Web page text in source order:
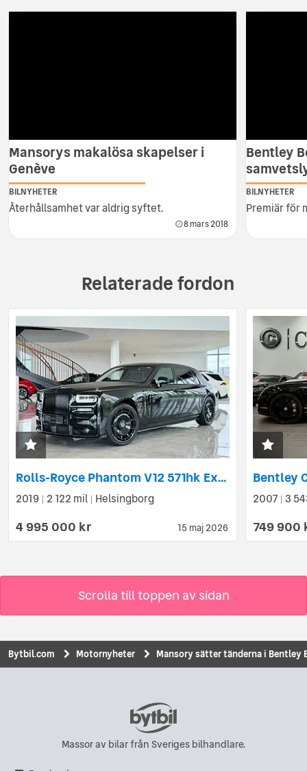
Mansorys makalösa skapelser i
Genève
BILNYHETER
Återhållsamhet var aldrig syftet.
8 mars 2018
Bentley
BILNYHETER
Premiär för
Relaterade fordon
15 maj 2026
Rolls-Royce Phantom V12 571hk Extended Wheelbase / MANSORY / Carbon
2019 2 122 mil Helsingborg
4 995 000 kr
2007 3
749 900
Scrolla till toppen av sidan
Bytbil.com Motornyheter Mansory sätter tänderna i Bentley
Massor av bilar från Sveriges bilhandlare.